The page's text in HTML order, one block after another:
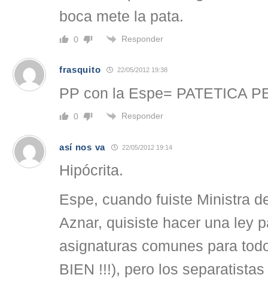
boca mete la pata.
0 Responder
frasquito 22/05/2012 19:38
PP con la Espe= PATETICA
0 Responder
así nos va 22/05/2012 19:14
Hipócrita.
Espe, cuando fuiste Ministra
Aznar, quisiste hacer una ley
asignaturas comunes para
BIEN !!!), pero los